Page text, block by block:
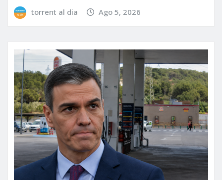
torrent al dia Ago 5, 2026